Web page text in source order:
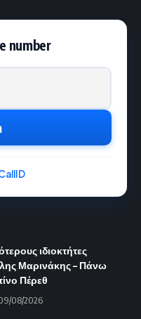
number
ιδιοκτήτες
Μαρινάκης – Πάνω
Πέρεθ
08/2026